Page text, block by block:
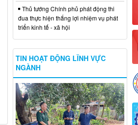
Thủ tướng Chính phủ phát động thi
đua thực hiện thắng lợi nhiệm vụ phát
triển kinh tế - xã hội
TIN HOẠT ĐỘNG LĨNH VỰC
NGÀNH